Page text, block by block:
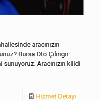
aracınızın
Bursa Oto Çilingir
Aracınızın kilidi
Hizmet Detayı